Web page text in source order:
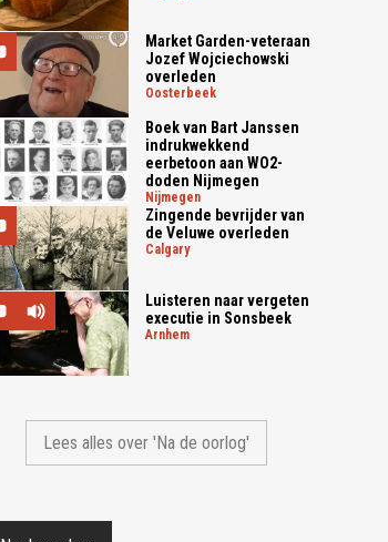
Market Garden-veteraan
Jozef Wojciechowski
overleden
oosterbeek
Boek van Bart Janssen
indrukwekkend
eerbetoon aan WO2-
doden Nijmegen
nijmegen
Zingende bevrijder van
de Veluwe overleden
calgary
Luisteren naar vergeten
executie in Sonsbeek
arnhem
Lees alles over 'Na de oorlog'